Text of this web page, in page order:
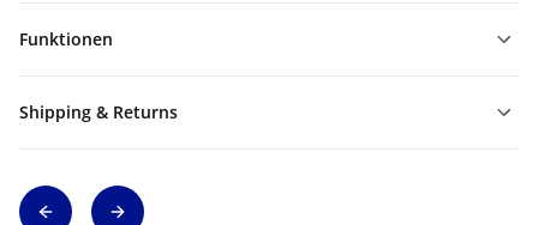
Funktionen
Shipping & Returns